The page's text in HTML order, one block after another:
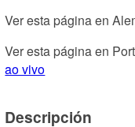
Ver esta página en
Ver esta página en
ao vivo
Descripción